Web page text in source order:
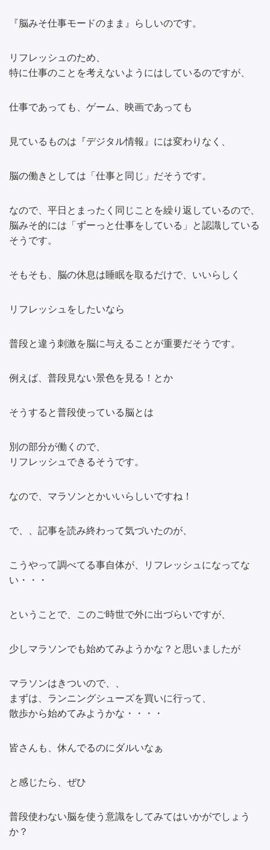
『脳みそ仕事モードのまま』らしいのです。
リフレッシュのため、
特に仕事のことを考えないようにはしているのですが、
仕事であっても、ゲーム、映画であっても
見ているものは『デジタル情報』には変わりなく、
脳の働きとしては「仕事と同じ」だそうです。
なので、平日とまったく同じことを繰り返しているので、
脳みそ的には「ずーっと仕事をしている」と認識している
そうです。
そもそも、脳の休息は睡眠を取るだけで、いいらしく
リフレッシュをしたいなら
普段と違う刺激を脳に与えることが重要だそうです。
例えば、普段見ない景色を見る！とか
そうすると普段使っている脳とは
別の部分が働くので、
リフレッシュできるそうです。
なので、マラソンとかいいらしいですね！
で、、記事を読み終わって気づいたのが、
こうやって調べてる事自体が、リフレッシュになってな
い・・・
ということで、このご時世で外に出づらいですが、
少しマラソンでも始めてみようかな？と思いましたが
マラソンはきついので、、
まずは、ランニングシューズを買いに行って、
散歩から始めてみようかな・・・・
皆さんも、休んでるのにダルいなぁ
と感じたら、ぜひ
普段使わない脳を使う意識をしてみてはいかがでしょう
か？